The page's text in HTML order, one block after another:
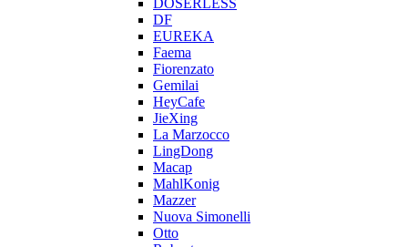
DOSERLESS
DF
EUREKA
Faema
Fiorenzato
Gemilai
HeyCafe
JieXing
La Marzocco
LingDong
Macap
MahlKonig
Mazzer
Nuova Simonelli
Otto